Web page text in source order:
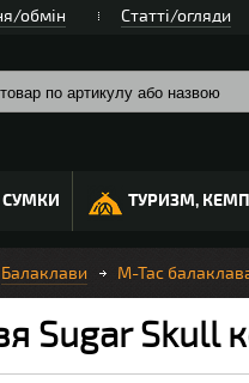
обмін Статті/огляди
СУМКИ ТУРИЗМ,
Балаклави M-Tac
Sugar Skull